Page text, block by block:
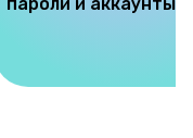
пароли и аккаунты